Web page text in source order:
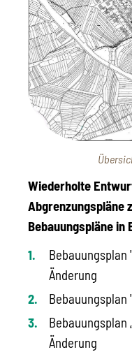
Wiederholte
Abgrenzungspläne
Bebauungspläne
Bebauungsplan
Änderung
Bebauungsplan
Bebauungsplan
Änderung